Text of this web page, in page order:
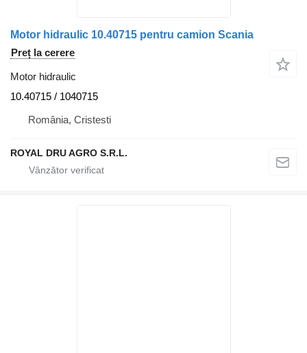
Motor hidraulic 10.40715 pentru camion Scania
Preț la cerere
Motor hidraulic
10.40715 / 1040715
România, Cristesti
ROYAL DRU AGRO S.R.L.